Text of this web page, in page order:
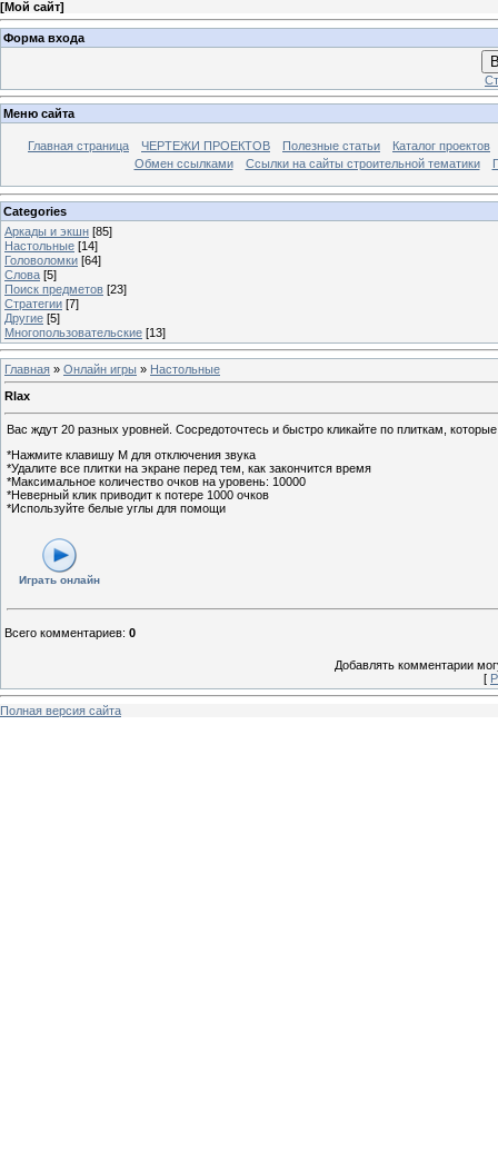
[Мой сайт]
Форма входа
Меню сайта
Главная страница ЧЕРТЕЖИ ПРОЕКТОВ Полезные статьи
Каталог проектов
Обмен ссылками
Ссылки на сайты строительной тематики
Categories
Аркады и экшн [85]
Настольные [14]
Головоломки [64]
Слова [5]
Поиск предметов [23]
Стратегии [7]
Другие [5]
Многопользовательские [13]
Главная » Онлайн игры » Настольные
Rlax
Вас ждут 20 разных уровней. Сосредоточтесь и быстро кликайте по плиткам,
*Нажмите клавишу M для отключения звука
*Удалите все плитки на экране перед тем, как закончится время
*Максимальное количество очков на уровень: 10000
*Неверный клик приводит к потере 1000 очков
*Используйте белые углы для помощи
Играть онлайн
Всего комментариев: 0
Добавлять комментарии
[
Полная версия сайта